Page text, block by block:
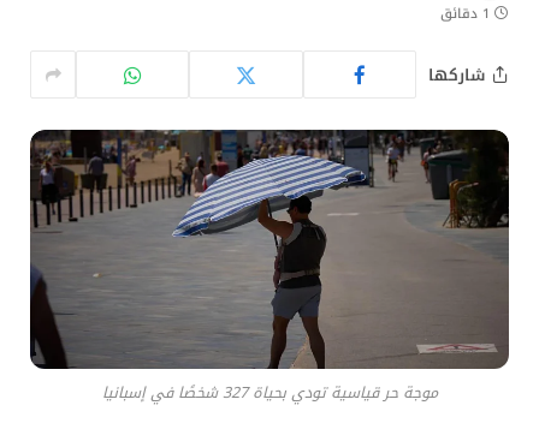
1 دقائق
شاركها
موجة حر قياسية تودي بحياة 327 شخصًا في إسبانيا